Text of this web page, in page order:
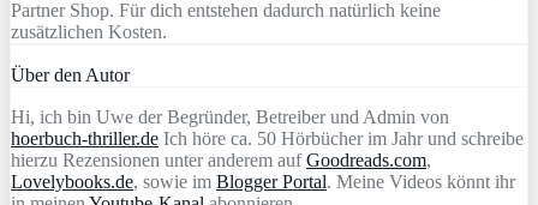
Partner Shop. Für dich entstehen dadurch natürlich keine
zusätzlichen Kosten.
Über den Autor
Hi, ich bin Uwe der Begründer, Betreiber und Admin von
hoerbuch-thriller.de Ich höre ca. 50 Hörbücher im Jahr und schreibe
hierzu Rezensionen unter anderem aufGoodreads.com,
Lovelybooks.de, sowie im Blogger Portal. Meine Videos könnt ihr